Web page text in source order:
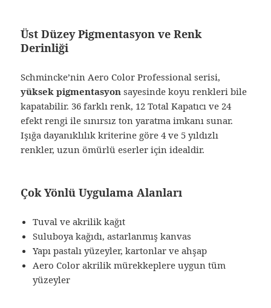
Üst Düzey Pigmentasyon ve Renk
Derinliği
Schmincke’nin Aero Color Professional serisi,
yüksek pigmentasyon sayesinde koyu renkleri bile
kapatabilir. 36 farklı renk, 12 Total Kapatıcı ve 24
efekt rengi ile sınırsız ton yaratma imkanı sunar.
Işığa dayanıklılık kriterine göre 4 ve 5 yıldızlı
renkler, uzun ömürlü eserler için idealdir.
Çok Yönlü Uygulama Alanları
Tuval ve akrilik kağıt
Suluboya kağıdı, astarlanmış kanvas
Yapı pastalı yüzeyler, kartonlar ve ahşap
Aero Color akrilik mürekkeplere uygun tüm
yüzeyler